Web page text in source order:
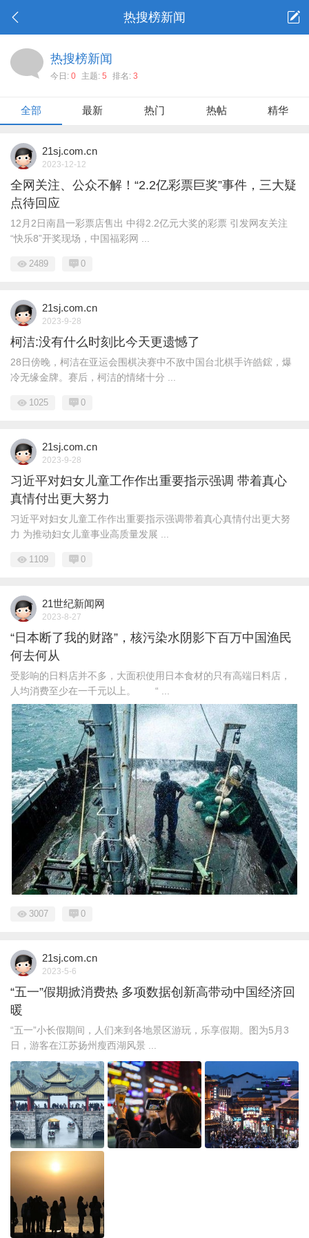
热搜榜新闻
热搜榜新闻
今日: 0 主题: 5 排名: 3
全部 最新 热门 热帖 精华
21sj.com.cn
2023-12-12
全网关注、公众不解！“2.2亿彩票巨奖”事件，三大疑
点待回应
12月2日南昌一彩票店售出 中得2.2亿元大奖的彩票 引发网友关注
“快乐8”开奖现场，中国福彩网 ...
2489 0
21sj.com.cn
2023-9-28
柯洁:没有什么时刻比今天更遗憾了
28日傍晚，柯洁在亚运会围棋决赛中不敌中国台北棋手许皓鋐，爆
冷无缘金牌。赛后，柯洁的情绪十分 ...
1025 0
21sj.com.cn
2023-9-28
习近平对妇女儿童工作作出重要指示强调 带着真心
真情付出更大努力
习近平对妇女儿童工作作出重要指示强调带着真心真情付出更大努
力 为推动妇女儿童事业高质量发展 ...
1109 0
21世纪新闻网
2023-8-27
“日本断了我的财路”，核污染水阴影下百万中国渔民
何去何从
受影响的日料店并不多，大面积使用日本食材的只有高端日料店，
人均消费至少在一千元以上。 “ ...
3007 0
21sj.com.cn
2023-5-6
“五一”假期掀消费热 多项数据创新高带动中国经济回
暖
“五一”小长假期间，人们来到各地景区游玩，乐享假期。图为5月3
日，游客在江苏扬州瘦西湖风景 ...